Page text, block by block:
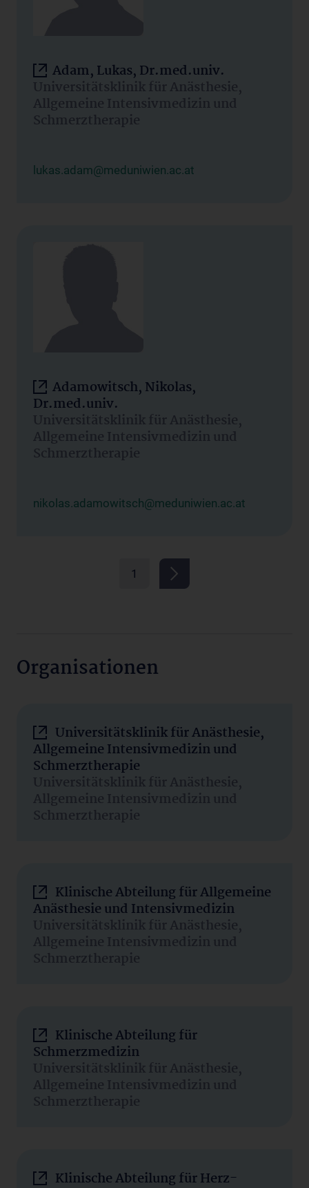
Adam, Lukas, Dr.med.univ.
Universitätsklinik für Anästhesie,
Allgemeine Intensivmedizin und
Schmerztherapie
lukas.adam@meduniwien.ac.at
Adamowitsch, Nikolas,
Dr.med.univ.
Universitätsklinik für Anästhesie,
Allgemeine Intensivmedizin und
Schmerztherapie
nikolas.adamowitsch@meduniwien.ac.at
1
Organisationen
Universitätsklinik für Anästhesie,
Allgemeine Intensivmedizin und
Schmerztherapie
Universitätsklinik für Anästhesie,
Allgemeine Intensivmedizin und
Schmerztherapie
Klinische Abteilung für Allgemeine
Anästhesie und Intensivmedizin
Universitätsklinik für Anästhesie,
Allgemeine Intensivmedizin und
Schmerztherapie
Klinische Abteilung für
Schmerzmedizin
Universitätsklinik für Anästhesie,
Allgemeine Intensivmedizin und
Schmerztherapie
Klinische Abteilung für Herz-